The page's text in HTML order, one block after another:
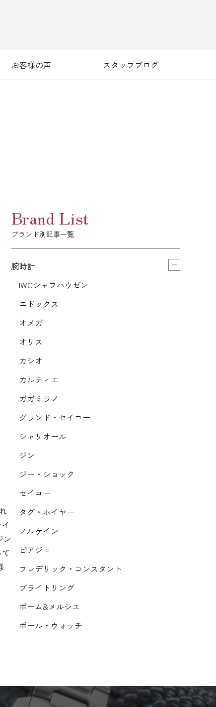
お客様の声 スタッフブログ
ン
Brand List
ブランド別記事一覧
腕時計
IWCシャフハウゼン
エドックス
オメガ
オリス
カシオ
カルティエ
ガガミラノ
グランド・セイコー
シャリオール
ジン
ジー・ショック
セイコー
タグ・ホイヤー
ノルケイン
ピアジェ
フレデリック・コンスタント
ブライトリング
ボーム&メルシエ
ボール・ウォッチ